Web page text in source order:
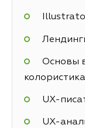
Основы
UX-
UX-